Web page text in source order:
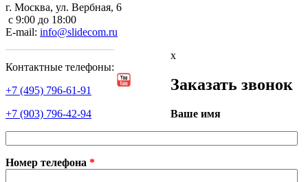
г. Москва, ул. Вербная, 6
с 9:00 до 18:00
E-mail: info@slidecom.ru
Контактные телефоны:
+7 (495) 796-61-91
+7 (903) 796-42-94
x
Заказать звонок
Ваше имя
Номер телефона *